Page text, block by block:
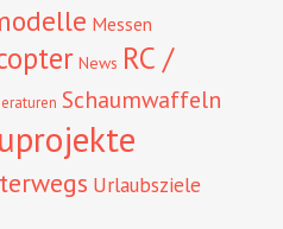
Messen
News RC /
Schaumwaffeln
Urlaubsziele